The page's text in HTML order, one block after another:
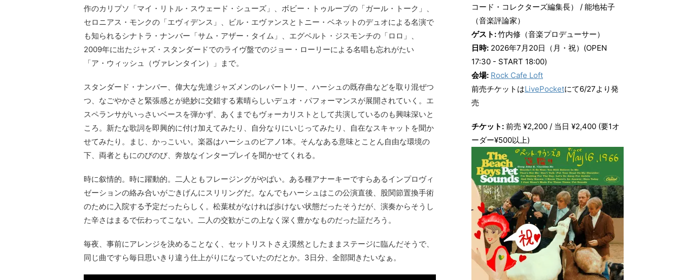
作のカリプソ「マイ・リトル・スウェード・シューズ」、ボビー・トゥループの「ガール・トーク」、
セロニアス・モンクの「エヴィデンス」、ビル・エヴァンスとトニー・ベネットのデュオによる名演で
も知られるシナトラ・ナンバー「サム・アザー・タイム」、エグベルト・ジスモンチの「ロロ」、
2009年に出たジャズ・スタンダードでのライヴ盤でのジョー・ローリーによる名唱も忘れがたい
「ア・ウィッシュ（ヴァレンタイン）」まで。
スタンダード・ナンバー、偉大な先達ジャズメンのレパートリー、ハーシュの既存曲などを取り混ぜつ
つ、なごやかさと緊張感とが絶妙に交錯する素晴らしいデュオ・パフォーマンスが展開されていく。エ
スペランサがいっさいベースを弾かず、あくまでもヴォーカリストとして共演しているのも興味深いと
ころ。新たな歌詞を即興的に付け加えてみたり、自分なりにいじってみたり、自在なスキャットを聞か
せてみたり。まじ、かっこいい。楽器はハーシュのピアノ1本。そんなある意味とことん自由な環境の
下、両者ともにのびのび、奔放なインタープレイを聞かせてくれる。
時に叙情的。時に躍動的。二人ともフレージングがやばい。ある種アナーキーですらあるインプロヴィ
ゼーションの絡み合いがごきげんにスリリングだ。なんでもハーシュはこの公演直後、股関節置換手術
のために入院する予定だったらしく。松葉杖がなければ歩けない状態だったそうだが、演奏からそうし
た辛さはまるで伝わってこない。二人の交歓がこの上なく深く豊かなものだった証だろう。
毎夜、事前にアレンジを決めることなく、セットリストさえ漠然としたままステージに臨んだそうで、
同じ曲ですら毎日思いきり違う仕上がりになっていたのだとか。3日分、全部聞きたいなぁ。
コード・コレクターズ編集長） / 能地祐子
（音楽評論家）
ゲスト:竹内修（音楽プロデューサー）
日時: 2026年7月20日（月・祝）(OPEN
17:30 - START 18:00)
会場: Rock Cafe Loft
前売チケットはLivePocketにて6/27より発
売
チケット: 前売 ¥2,200 / 当日 ¥2,400 (要1オ
ーダー¥500以上)